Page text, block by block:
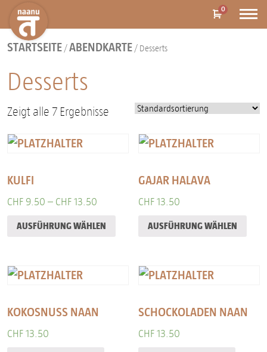
0
STARTSEITE /ABENDKARTE / Desserts
Desserts
Zeigt alle 7 Ergebnisse
KULFI
CHF 9.50 – CHF 13.50
AUSFÜHRUNG WÄHLEN
GAJAR HALAVA
CHF13.50
AUSFÜHRUNG WÄHLEN
KOKOSNUSS NAAN
CHF 13.50
SCHOCKOLADEN NAAN
CHF13.50